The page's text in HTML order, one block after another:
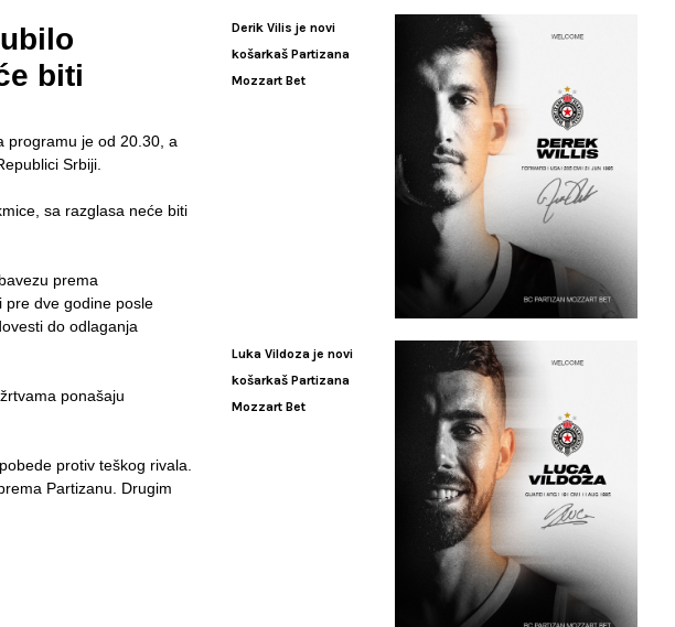
biti
programu je od 20.30, a
Srbiji.
sa razglasa neće biti
prema
pre dve godine posle
do odlaganja
ponašaju
protiv teškog rivala.
Partizanu. Drugim
Derik Vilis je novi
košarkaš Partizana
Mozzart Bet
Luka Vildoza je novi
košarkaš Partizana
Mozzart Bet